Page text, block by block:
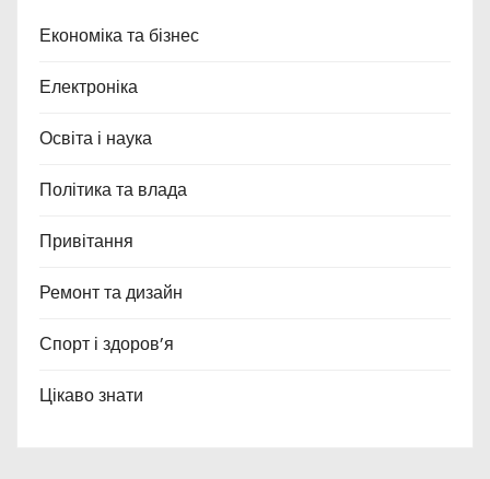
Економіка та бізнес
Електроніка
Освіта і наука
Політика та влада
Привітання
Ремонт та дизайн
Спорт і здоров’я
Цікаво знати